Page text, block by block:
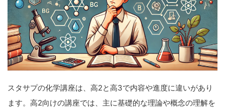
スタサプの化学講座は、高2と高3で内容や進度に違いがあり
ます。高2向けの講座では、主に基礎的な理論や概念の理解を